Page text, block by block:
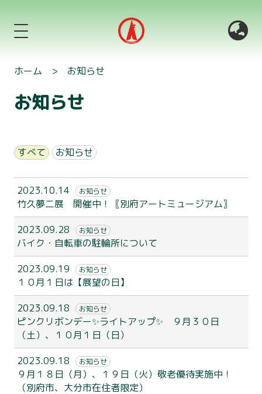
ホーム > お知らせ
お知らせ
すべて お知らせ
2023.10.14 お知らせ
竹久夢二展 開催中！〖別府アートミュージアム〗
2023.09.28
お知らせ
バイク・自転車の駐輪所について
2023.09.19
お知らせ
１０月１日は【展望の日】
2023.09.18
お知らせ
ピンクリボンデー✨ライトアップ✨ ９月３０日
（土）、１０月１日（日）
2023.09.18
お知らせ
９月１８日（月）、１９日（火）敬老優待実施中！
（別府市、大分市在住者限定）